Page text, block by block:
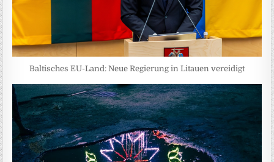
Baltisches EU-Land: Neue Regierung in Litauen vereidigt